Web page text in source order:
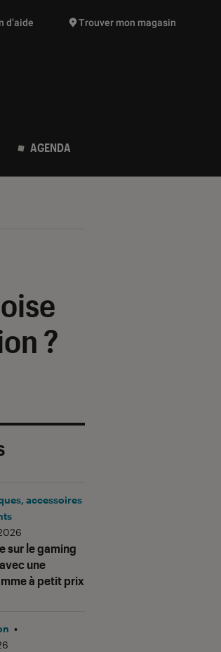
de produits vont vous être proposées
d’aide Trouver mon magasin
AGENDA
?
sur le gaming
une
à petit prix
accessoires
•